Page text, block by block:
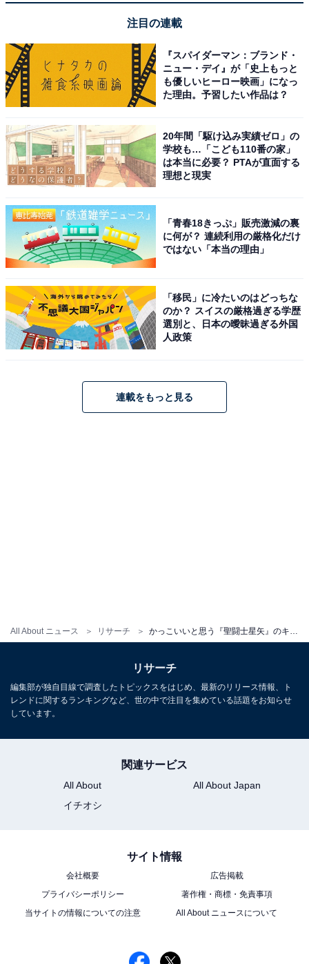
All About ニュース リサーチ
この記事の筆者：斉藤 雄二 プロフィール
新潟出身、静岡在住の元プロドラマー。ライター執筆歴
は約8年。趣味は読書とフィットネスとfiat500でドライ
ブに出かけること。最近はeSportsの試合観戦が楽しみで
す。メインMCを担当するPodcast番組「だいたい二畳半
｜ホントは面白い住まいの話」をSpotifyやApplePodcast
で配信中！
9位までの全ランキング結果を見
る
注目の連載
『スパイダーマン：ブランド・
ニュー・デイ』が「史上もっと
も優しいヒーロー映画」になっ
た理由。予習したい作品は？
20年間「駆け込み実績ゼロ」の
学校も…「こども110番の家」
は本当に必要？ PTAが直面する
理想と現実
「青春18きっぷ」販売激減の裏
に何が？ 連続利用の厳格化だけ
ではない「本当の理由」
「移民」に冷たいのはどっちな
のか？ スイスの厳格過ぎる学歴
選別と、日本の曖昧過ぎる外国
人政策
連載をもっと見る
リサーチ
編集部が独自目線で調査したトピックスをはじめ、最新のリリース情報、ト
レンドに関するランキングなど、世の中で注目を集めている話題をお知らせ
しています。
関連サービス
All About
All About Japan
イチオシ
サイト情報
会社概要
広告掲載
プライバシーポリシー
著作権・商標・免責事項
当サイトの情報についての注意
All About ニュースについて